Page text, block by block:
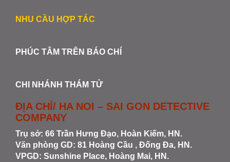
NHU CẦU HỢP TÁC
PHÚC TÂM TRÊN BÁO CHÍ
CHI NHÁNH THÁM TỬ
ĐỊA CHỈ/ HA NOI – SAI GON DETECTIVE
COMPANY
Trụ sở: 66 Trần Hưng Đạo, Hoàn Kiếm, HN.
Văn phòng GD: 81 Hoàng Cầu , Đống Đa, HN.
VPGD: Sunshine Place, Hoàng Mai, HN.